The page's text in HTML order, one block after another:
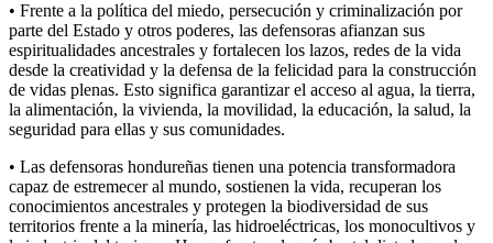
• Frente a la política del miedo, persecución y criminalización por
parte del Estado y otros poderes, las defensoras afianzan sus
espiritualidades ancestrales y fortalecen los lazos, redes de la vida
desde la creatividad y la defensa de la felicidad para la construcción
de vidas plenas. Esto significa garantizar el acceso al agua, la tierra,
la alimentación, la vivienda, la movilidad, la educación, la salud, la
seguridad para ellas y sus comunidades.
• Las defensoras hondureñas tienen una potencia transformadora
capaz de estremecer al mundo, sostienen la vida, recuperan los
conocimientos ancestrales y protegen la biodiversidad de sus
territorios frente a la minería, las hidroeléctricas, los monocultivos y